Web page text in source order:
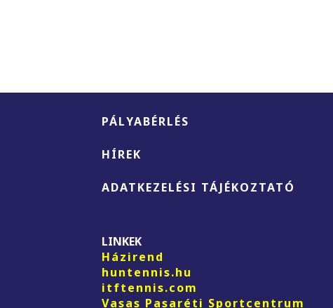
PÁLYABÉRLÉS
HÍREK
ADATKEZELÉSI TÁJÉKOZTATÓ
LINKEK
Házirend
huntennis.hu
itftennis.com
Vasas Pasaréti Sportcentrum